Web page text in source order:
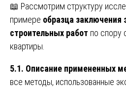
📖 Рассмотрим структуру
примере образца заключения
строительных работ по спору
квартиры.
5.1. Описание примененных
все методы, использованные